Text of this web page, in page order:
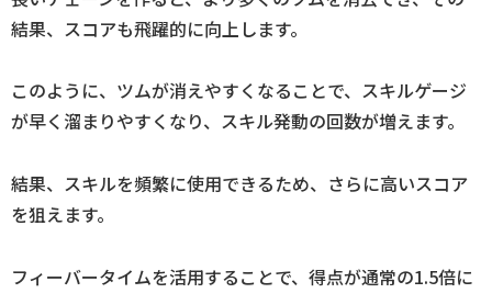
結果、スコアも飛躍的に向上します。
このように、ツムが消えやすくなることで、スキルゲージ
が早く溜まりやすくなり、スキル発動の回数が増えます。
結果、スキルを頻繁に使用できるため、さらに高いスコア
を狙えます。
フィーバータイムを活用することで、得点が通常の1.5倍に